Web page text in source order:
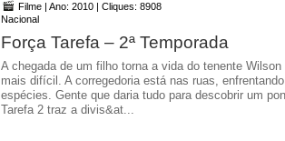
Filme | Ano: 2010 | Cliques: 8908
Nacional
Força Tarefa – 2ª Temporada
A chegada de um filho torna a vida do tenente
mais difícil. A corregedoria está nas ruas,
espécies. Gente que daria tudo para descobrir um
Tarefa 2 traz a divis&at...